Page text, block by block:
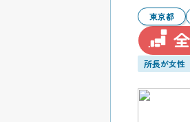
東京都
所長が女性